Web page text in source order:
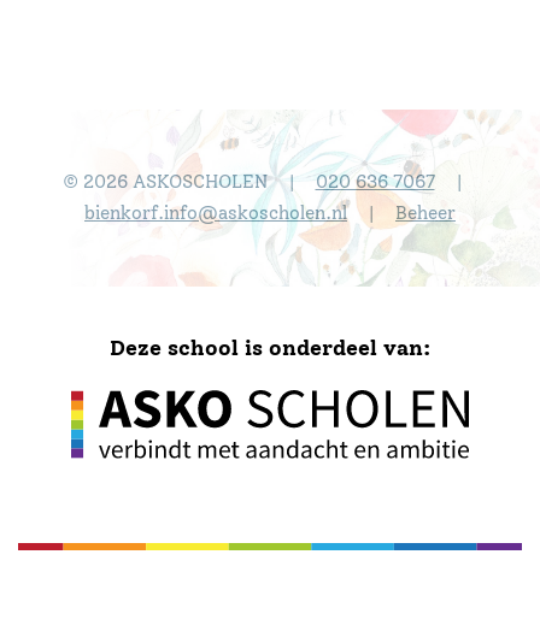
© 2026 ASKOSCHOLEN | 020 636 7067
bienkorf.info@askoscholen.nl Beheer
Deze school is onderdeel van: